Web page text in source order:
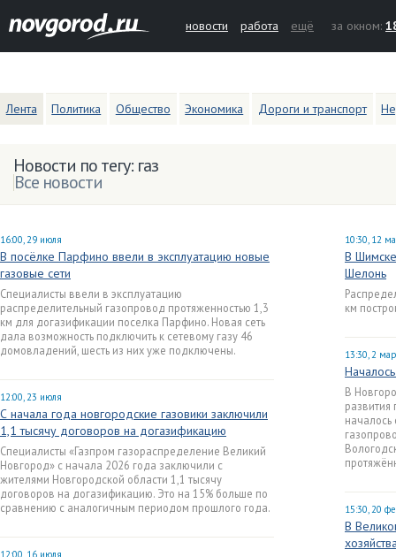
новости работа ещё за окном:
Лента Политика Общество Экономика Дороги и транспорт
Новости по тегу: газ
Все новости
16:00, 29 июля
В посёлке Парфино ввели в эксплуатацию новые
газовые сети
Специалисты ввели в эксплуатацию
распределительный газопровод протяженностью 1,3
км для догазификации поселка Парфино. Новая сеть
дала возможность подключить к сетевому газу 46
домовладений, шесть из них уже подключены.
12:00, 23 июля
С начала года новгородские газовики заключили
1,1 тысячу договоров на догазификацию
Специалисты «Газпром газораспределение Великий
Новгород» с начала 2026 года заключили с
жителями Новгородской области 1,1 тысячу
договоров на догазификацию. Это на 15% больше по
сравнению с аналогичным периодом прошлого года.
12:00, 16 июля
10:30, 12
В
Шелонь
км
13:30, 2
В
развития
началось
15:30, 20
В